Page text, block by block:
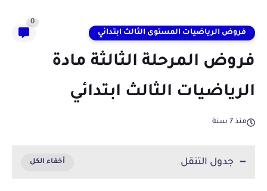
فروض الرياضيات المستوى الثالث ابتدائي
0
فروض المرحلة الثالثة مادة
الرياضيات الثالث ابتدائي
منذ 7 سنة
جدول التنقل